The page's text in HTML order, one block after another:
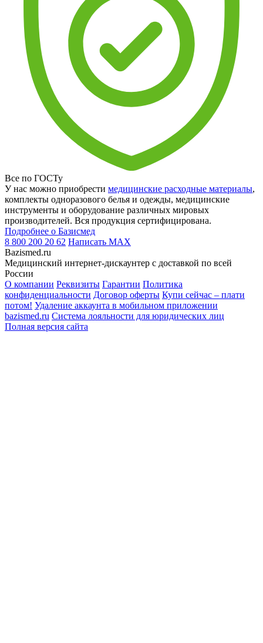
Все по ГОСТу
У нас можно приобрести медицинские расходные материалы,
комплекты одноразового белья и одежды, медицинские
инструменты и оборудование различных мировых
производителей. Вся продукция сертифицирована.
Подробнее о Базисмед
8 800 200 20 62 Написать MAX
Bazismed.ru
Медицинский интернет-дискаунтер с доставкой по всей
России
О компании Реквизиты Гарантии Политика
конфиденциальности Договор оферты Купи сейчас – плати
потом! Удаление аккаунта в мобильном приложении
bazismed.ru Система лояльности для юридических лиц
Полная версия сайта